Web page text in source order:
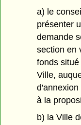
a) le
présenter
demande
section en
fonds
Ville,
à la
b) la Ville